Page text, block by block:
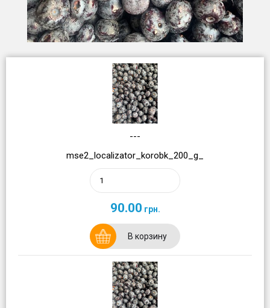
---
mse2_localizator_korobk_200_g_
90.00 грн.
В корзину